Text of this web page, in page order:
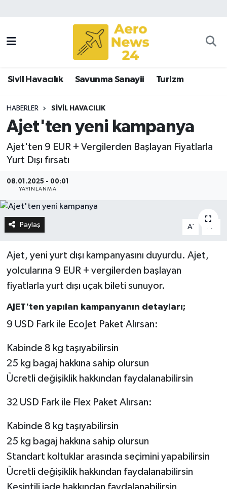
Sivil Havacılık Savunma Sanayii Turizm
HABERLER SIVIL HAVACILIK
Ajet'ten yeni kampanya
Ajet'ten 9 EUR + Vergilerden Başlayan Fiyatlarla
Yurt Dışı fırsatı
08.01.2025 - 00:01
YAYINLANMA
Paylaş A-
Ajet, yeni yurt dışı kampanyasını duyurdu. Ajet,
yolcularına 9 EUR + vergilerden başlayan
fiyatlarla yurt dışı uçak bileti sunuyor.
AJET'ten yapılan kampanyanın detayları;
9 USD Fark ile EcoJet Paket Alırsan:
Kabinde 8 kg taşıyabilirsin
25 kg bagaj hakkına sahip olursun
Ücretli değişiklik hakkından faydalanabilirsin
32 USD Fark ile Flex Paket Alırsan:
Kabinde 8 kg taşıyabilirsin
25 kg bagaj hakkına sahip olursun
Standart koltuklar arasında seçimini yapabilirsin
Ücretli değişiklik hakkından faydalanabilirsin